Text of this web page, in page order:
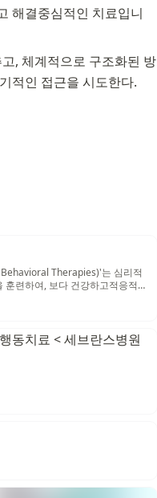
해결중심적인 치료입니
, 체계적으로 구조화된 방
적인 접근을 시도한다.
Therapies)'는 심리적
련하여, 보다 건강하고적응적
치료는 지금-여기(here and